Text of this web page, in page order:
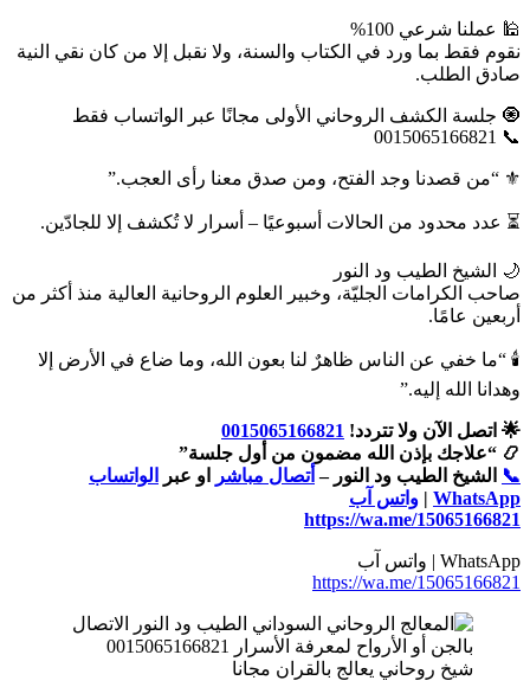
🕌 عملنا شرعي 100%
نقوم فقط بما ورد في الكتاب والسنة، ولا نقبل إلا من كان نقي النية
صادق الطلب.
🧿 جلسة الكشف الروحاني الأولى مجانًا عبر الواتساب فقط
📞 0015065166821
⚜️ “من قصدنا وجد الفتح، ومن صدق معنا رأى العجب.”
⏳ عدد محدود من الحالات أسبوعيًا – أسرار لا تُكشف إلا للجادّين.
🌙 الشيخ الطيب ود النور
صاحب الكرامات الجليّة، وخبير العلوم الروحانية العالية منذ أكثر من
أربعين عامًا.
🕯️ “ما خفي عن الناس ظاهرٌ لنا بعون الله، وما ضاع في الأرض إلا
وهدانا الله إليه.”
🌟 اتصل الآن ولا تتردد! 0015065166821
📿 “علاجك بإذن الله مضمون من أول جلسة”
📞
الشيخ الطيب ود النور – أتصال مباشر او عبر
الواتساب
WhatsApp
| واتس آب
https://wa.me/15065166821
WhatsApp | واتس آب
https://wa.me/15065166821
شيخ روحاني يعالج بالقران مجانا